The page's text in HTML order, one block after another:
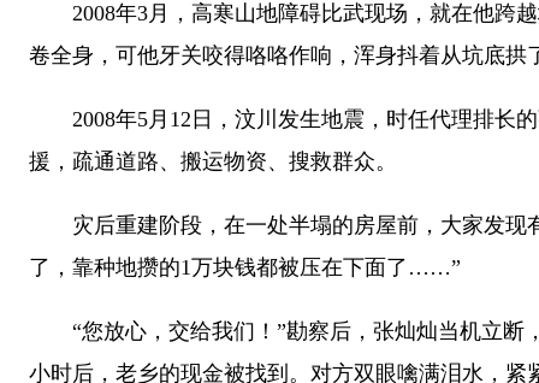
2008年3月，高寒山地障碍比武现场，就在他跨越
卷全身，可他牙关咬得咯咯作响，浑身抖着从坑底
2008年5月12日，汶川发生地震，时任代理排长的
援，疏通道路、搬运物资、搜救群众。
灾后重建阶段，在一处半塌的房屋前，大家发现
了，靠种地攒的1万块钱都被压在下面了……”
“您放心，交给我们！”勘察后，张灿灿当机立断
小时后，老乡的现金被找到。对方双眼噙满泪水，